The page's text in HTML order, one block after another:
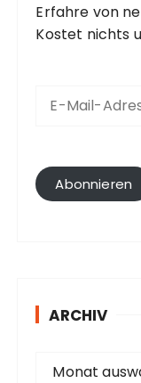
Erfahre von
Kostet nichts
l
-
Abonnieren
ARCHIV
Monat